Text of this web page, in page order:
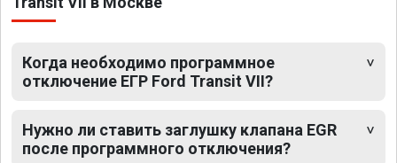
Когда необходимо программное
отключение ЕГР Ford Transit VII?
Нужно ли ставить заглушку клапана EGR
после программного отключения?